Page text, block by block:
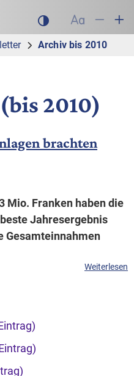
Dunklen Modus
Schrift auf
Schrift
Archiv bis 2010
2010)
brachten
Mio. Franken haben die
Jahresergebnis
Gesamteinnahmen
Weiterlesen